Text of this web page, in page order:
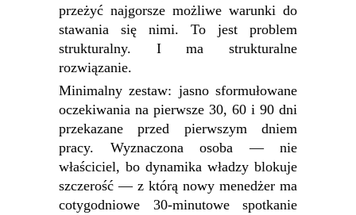
przeżyć najgorsze możliwe warunki do
stawania się nimi. To jest problem
strukturalny. I ma strukturalne
rozwiązanie.
Minimalny zestaw: jasno sformułowane
oczekiwania na pierwsze 30, 60 i 90 dni
przekazane przed pierwszym dniem
pracy. Wyznaczona osoba — nie
właściciel, bo dynamika władzy blokuje
szczerość — z którą nowy menedżer ma
cotygodniowe 30-minutowe spotkanie